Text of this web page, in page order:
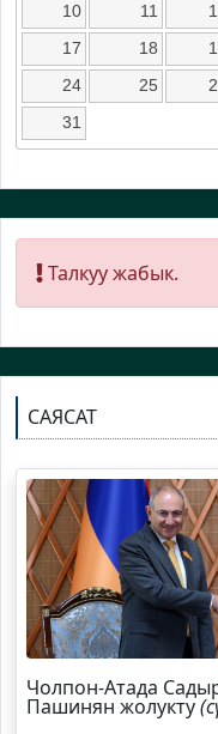
10
11
17
18
24
25
31
Талкуу жабык.
САЯСАТ
Чолпон-Атада
Пашинян жолукту